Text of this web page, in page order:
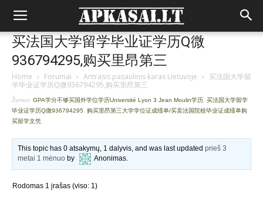
买法国大学留学毕业证学历Q微
936794295,购买里昂第三
Home › Forumai › Antrasis pasaulinis karas Lietuvoje › 买法国大学留
学毕业证学历Q微936794295,购买里昂第三
Žymos: GPA学分不够买国外学位学历Université Lyon 3 Jean Moulin学历 买法国大学留学
毕业证学历Q微936794295
购买里昂第三大学学位证成绩单/买卖法国院校毕业证成绩单购
买留学文凭
This topic has 0 atsakymų, 1 dalyvis, and was last updatedprieš 3
metai 1 mėnuo by Anonimas.
Rodomas 1 įrašas (viso: 1)